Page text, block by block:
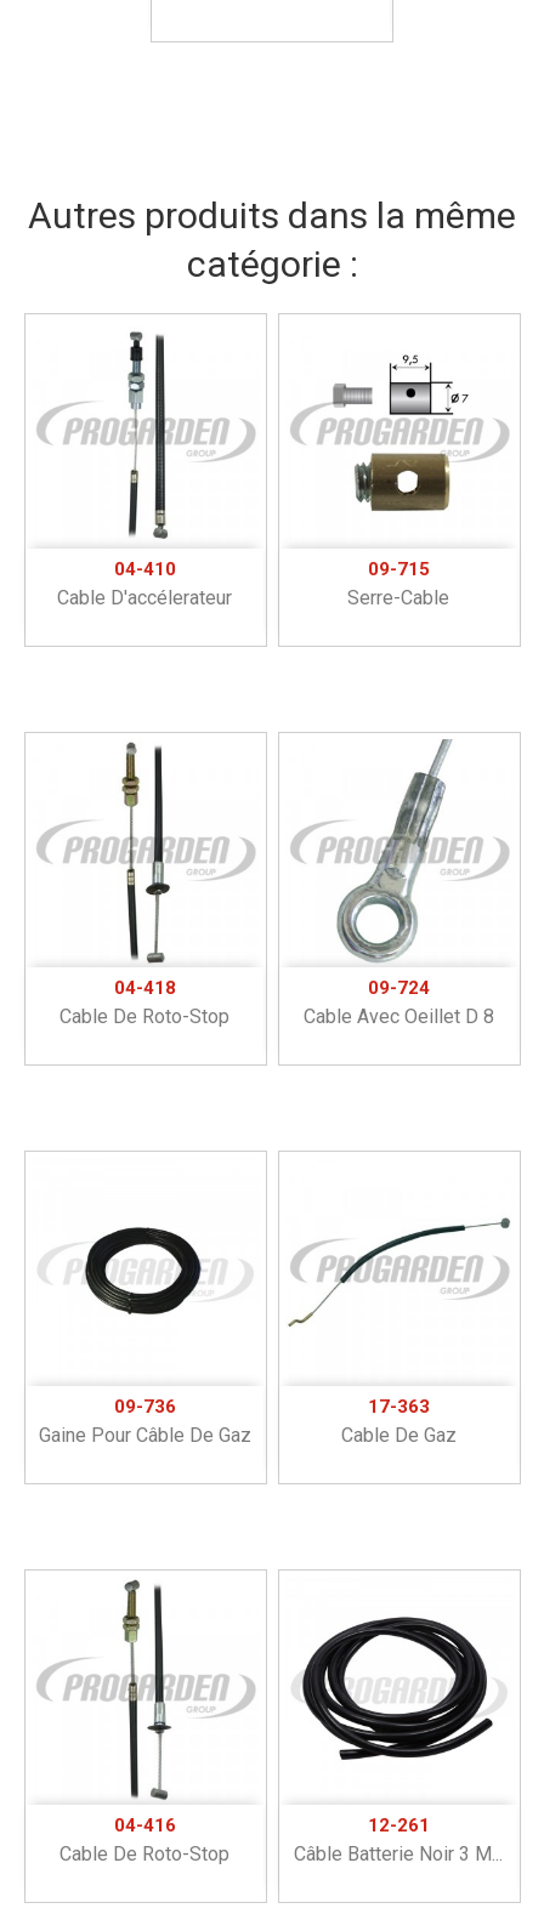
Autres produits dans la même
catégorie :
04-410
Cable D'accélerateur
09-715
Serre-Cable
04-418
Cable De Roto-Stop
09-724
Cable Avec Oeillet D 8
09-736
Gaine Pour Câble De Gaz
17-363
Cable De Gaz
04-416
Cable De Roto-Stop
12-261
Câble Batterie Noir 3 M...